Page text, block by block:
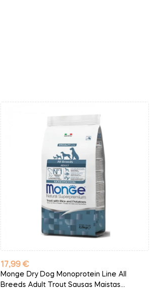
Kaina
17,99 €
Monge Dry Dog Monoprotein Line All
Breeds Adult Trout Sausas Maistas...